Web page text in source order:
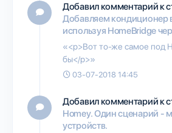
Добавил комментарий к
Добавляем кондиционер
используя HomeBridge
«<p>Вот то-же самое под
бы</p>»
03-07-2018 14:45
Добавил комментарий к
Homey. Один сценарий -
устройств.